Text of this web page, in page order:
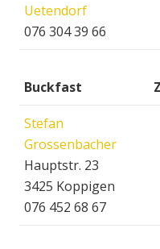
Uetendorf
076 304 39 66
Buckfast
Stefan
Grossenbacher
Hauptstr. 23
3425 Koppigen
076 452 68 67